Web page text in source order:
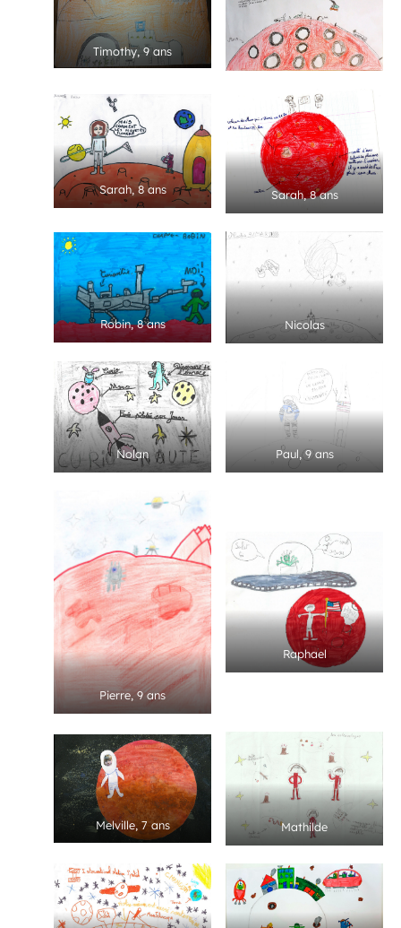
Timothy, 9 ans
Sarah, 8 ans Sarah, 8 ans
Robin, 8 ans Nicolas
Nolan Paul, 9 ans
Pierre, 9 ans
Raphael
Melville, 7 ans Mathilde